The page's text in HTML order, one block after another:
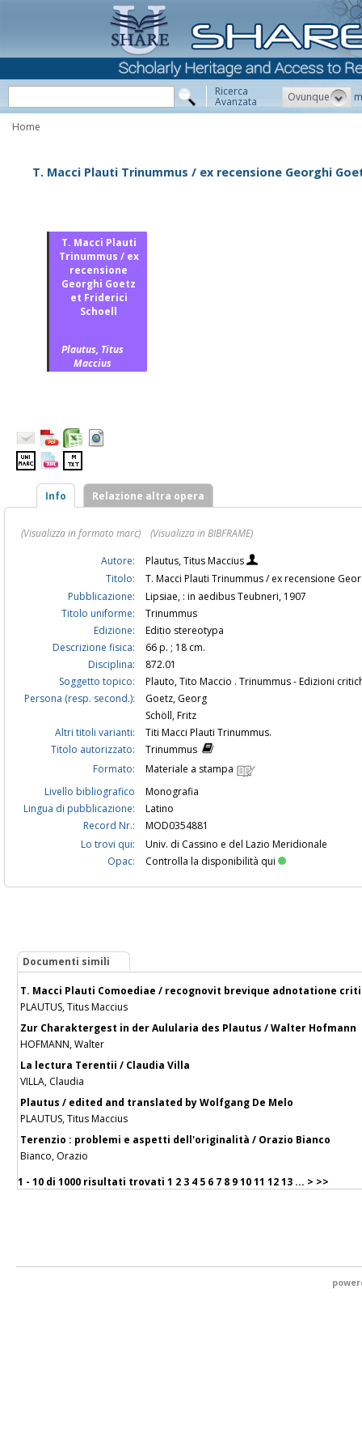
Ricerca
Avanzata Ovunque
Home
T. Macci Plauti Trinummus / ex recensione Georghi
T. Macci Plauti
Trinummus / ex
recensione
Georghi Goetz
et Friderici
Schoell
Plautus, Titus
Maccius
Info Relazione altra opera
(Visualizza in formato marc)
(Visualizza in BIBFRAME)
Autore:
Plautus, Titus Maccius
Titolo:
T. Macci Plauti Trinummus / ex recensione
Pubblicazione:
Lipsiae, : in aedibus Teubneri, 1907
Titolo uniforme:
Trinummus
Edizione:
Editio stereotypa
Descrizione fisica:
66 p. ; 18 cm.
Disciplina:
872.01
Soggetto topico:
Plauto, Tito Maccio . Trinummus - Edizioni
Persona (resp. second.):
Goetz, Georg
Schöll, Fritz
Altri titoli varianti:
Titi Macci Plauti Trinummus.
Titolo autorizzato:
Trinummus
Formato:
Materiale a stampa
Livello bibliografico
Monografia
Lingua di pubblicazione:
Latino
Record Nr.:
MOD0354881
Lo trovi qui:
Univ. di Cassino e del Lazio Meridionale
Opac:
Controlla la disponibilità qui
Documenti simili
T. Macci Plauti Comoediae / recognovit brevique adnotatione
PLAUTUS, Titus Maccius
Zur Charaktergest in der Aulularia des Plautus / Walter Hofmann
HOFMANN, Walter
La lectura Terentii / Claudia Villa
VILLA, Claudia
Plautus / edited and translated by Wolfgang De Melo
PLAUTUS, Titus Maccius
Terenzio : problemi e aspetti dell'originalità / Orazio Bianco
Bianco, Orazio
1 - 10 di 1000 risultati trovati 1 2 3 4 5 6 7 8 91011 1213 ... > >>